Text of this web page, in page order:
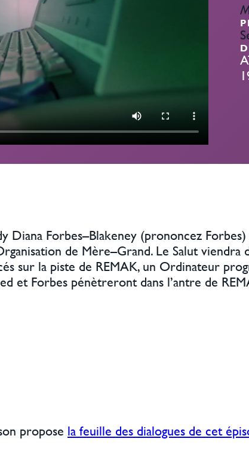
Diana Forbes–Blakeney (prononcez
de Mère–Grand. Le Salut
sur la piste de REMAK, un Ordinateur
et Forbes pénètreront dans l’antre de
propose la feuille des dialogues de cet